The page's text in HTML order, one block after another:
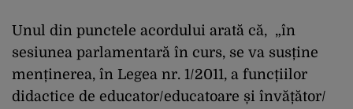
Unul din punctele acordului arată că, „în
sesiunea parlamentară în curs, se va susține
menținerea, în Legea nr. 1/2011, a funcțiilor
didactice de educator/educatoare și învățător/